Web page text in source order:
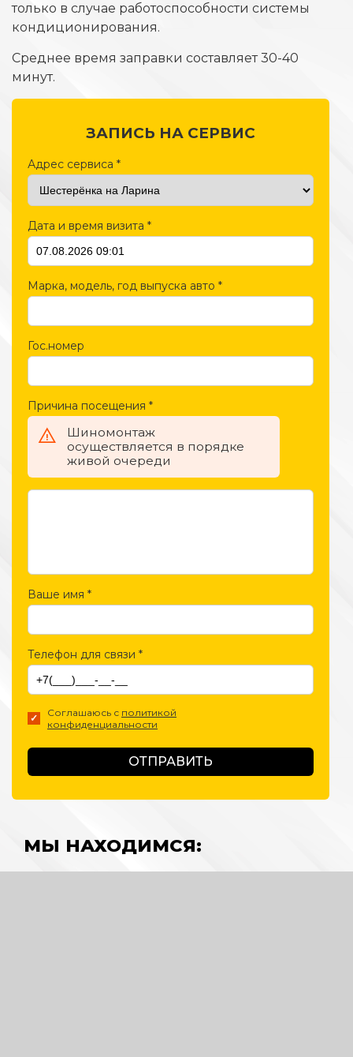
ЗАПИСЬ НА СЕРВИС
Адрес сервиса *
Дата и время визита *
Марка, модель, год выпуска авто *
Гос.номер
Причина посещения *
Шиномонтаж
осуществляется в порядке
живой очереди
Ваше имя *
Телефон для связи *
Соглашаюсь с политикой
конфиденциальности
ОТПРАВИТЬ
только в случае работоспособности системы
кондиционирования.
Среднее время заправки составляет 30-40
минут.
МЫ НАХОДИМСЯ: